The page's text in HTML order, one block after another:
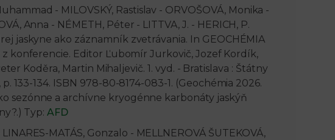
- MILOVSKÝ, Rastislav - ORVOŠOVÁ, Monika -
Anna - NÉMETH, Péter - LITTVA, J. - HERICH, P.
jaskyne ako záznamník zvetrávania. In GEOCHÉMIA
konferencie. Editor Ľubomír Jurkovič, Jozef Kordík,
Koděra, Martin Mihaljevič. 1. vyd. - Bratislava : Štátny
133-134. ISBN 978-80-8174-083-1. (Geochémia 2026.
sezónne a archívne kryogénne karbonáty jaskýň
Typ:AFD
MATÁS, Gonzalo - MELLNEROVÁ ŠUTEKOVÁ,